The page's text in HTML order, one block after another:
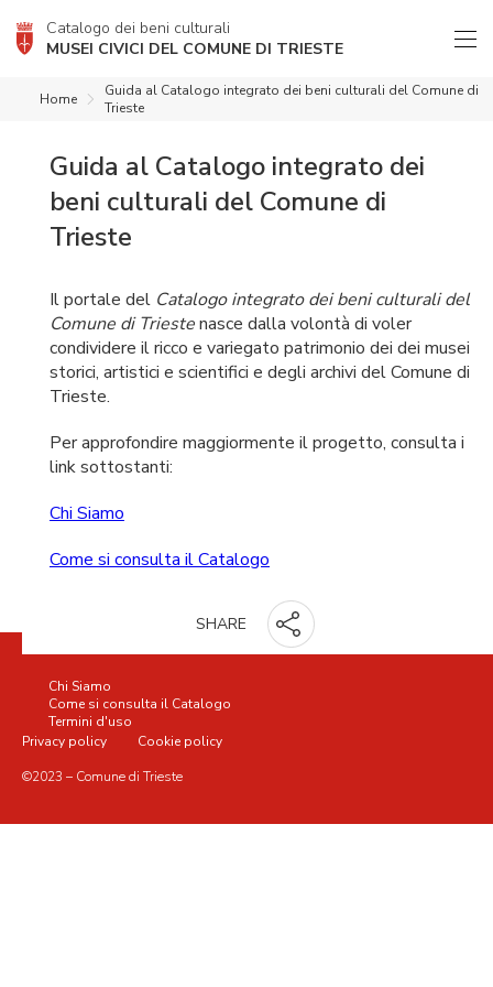
Catalogo dei beni culturali
MUSEI CIVICI DEL COMUNE DI TRIESTE
Home
Guida al Catalogo integrato dei beni culturali del Comune di
Trieste
Guida al Catalogo integrato dei
beni culturali del Comune di
Trieste
Il portale del Catalogo integrato dei beni culturali del
Comune di Triestenasce dalla volontà di voler
condividere il ricco e variegato patrimonio dei dei musei
storici, artistici e scientifici e degli archivi del Comune di
Trieste.
Per approfondire maggiormente il progetto, consulta i
link sottostanti:
Chi Siamo
Come si consulta il Catalogo
SHARE
©2023 – Comune di Trieste
Chi Siamo
Come si consulta il Catalogo
Termini d'uso
Privacy policy
Cookie policy